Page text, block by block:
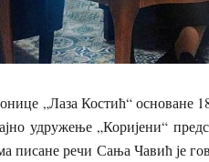
„Лаза Костић“ основане
удружење „Коријени“
писане речи Сања Чавић је